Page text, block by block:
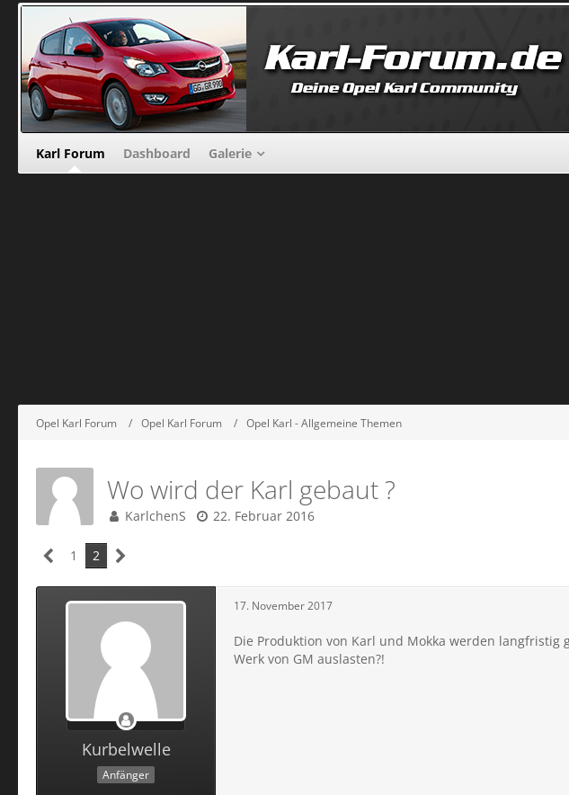
Karl Forum Dashboard Galerie
Opel Karl Forum Opel Karl Forum Opel Karl - Allgemeine Themen
Wo wird der Karl gebaut ?
KarlchenS 22. Februar 2016
1 2
Kurbelwelle
Anfänger
17. November 2017
Die Produktion von Karl und Mokka werden langfristig
Werk von GM auslasten?!